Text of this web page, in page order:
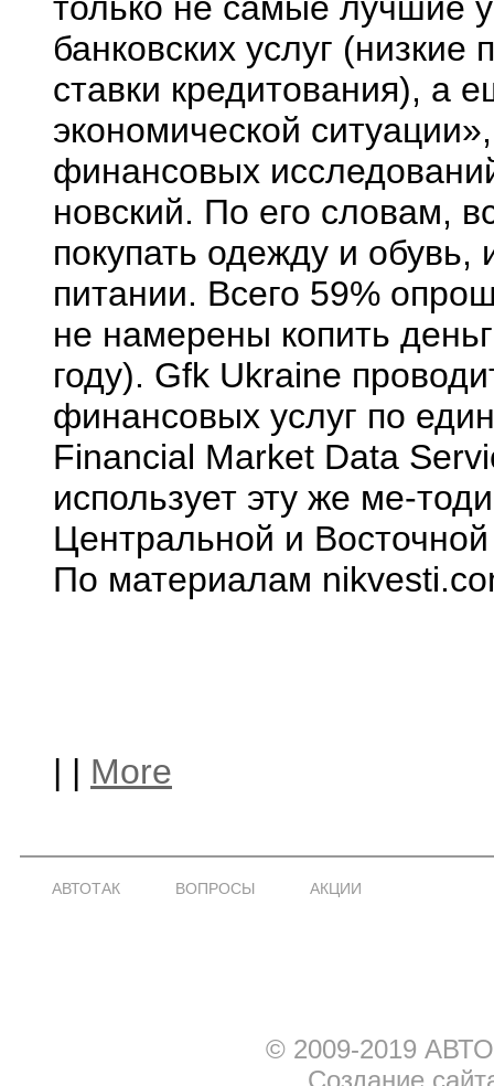
банковских услуг
ставки кредитования), а
экономической
финансовых
новский. По его словам,
покупать одежду и
питании. Всего 59%
не намерены копить
году). Gfk Ukraine
финансовых услуг по
Financial Market Data
использует эту же ме-
Центральной и
По материалам
| | More
АВТОТАК ВОПРОСЫ АКЦИИ
© 2009-2019
Создание